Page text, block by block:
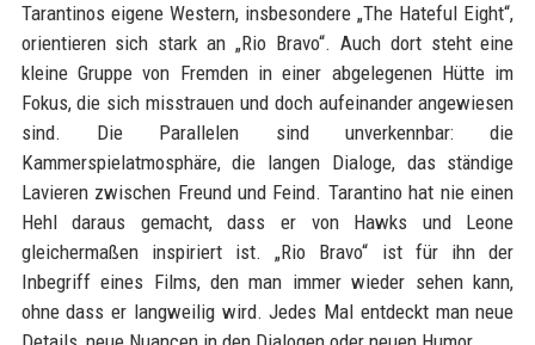
Tarantinos eigene Western, insbesondere „The Hateful Eight“,
orientieren sich stark an „Rio Bravo“. Auch dort steht eine
kleine Gruppe von Fremden in einer abgelegenen Hütte im
Fokus, die sich misstrauen und doch aufeinander angewiesen
sind. Die Parallelen sind unverkennbar: die
Kammerspielatmosphäre, die langen Dialoge, das ständige
Lavieren zwischen Freund und Feind. Tarantino hat nie einen
Hehl daraus gemacht, dass er von Hawks und Leone
gleichermaßen inspiriert ist. „Rio Bravo“ ist für ihn der
Inbegriff eines Films, den man immer wieder sehen kann,
ohne dass er langweilig wird. Jedes Mal entdeckt man neue